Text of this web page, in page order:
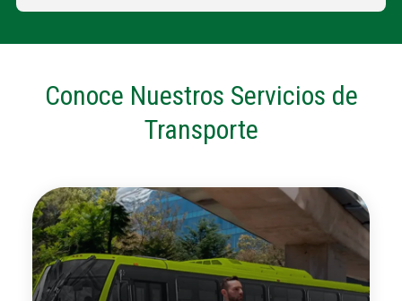
Conoce Nuestros Servicios de
Transporte